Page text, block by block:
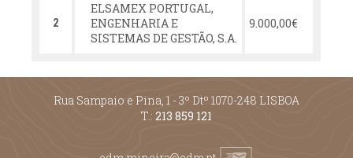
2
ELSAMEX PORTUGAL,
ENGENHARIA E
SISTEMAS DE GESTÃO, S.A.
9.000,00€
Rua Sampaio e Pina, 1 - 3º Dtº 1070-248 LISBOA
T.: 213 859 121